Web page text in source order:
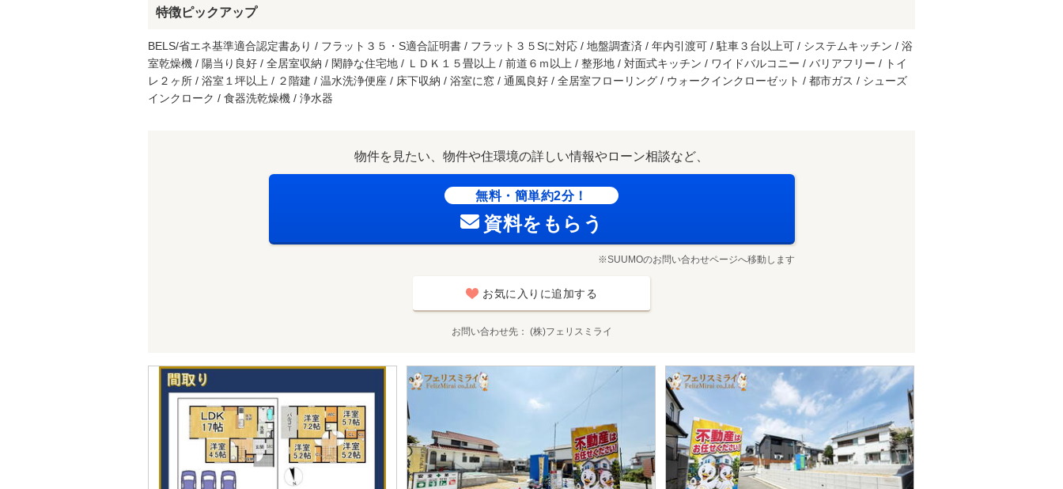
特徴ピックアップ
BELS/省エネ基準適合認定書あり / フラット３５・S適合証明書 / フラット３５Sに対応 / 地盤調査済 / 年内引渡可 / 駐車３台以上可 / システムキッチン / 浴
室乾燥機 / 陽当り良好 / 全居室収納 / 閑静な住宅地 / ＬＤＫ１５畳以上 / 前道６ｍ以上 / 整形地 / 対面式キッチン / ワイドバルコニー / バリアフリー / トイ
レ２ヶ所 / 浴室１坪以上 / ２階建 / 温水洗浄便座 / 床下収納 / 浴室に窓 / 通風良好 / 全居室フローリング / ウォークインクローゼット / 都市ガス / シューズ
インクローク / 食器洗乾燥機 / 浄水器
物件を見たい、物件や住環境の詳しい情報やローン相談など、
無料・簡単約2分！
資料をもらう
※SUUMOのお問い合わせページへ移動します
お気に入りに追加する
お問い合わせ先 (株)フェリスミライ